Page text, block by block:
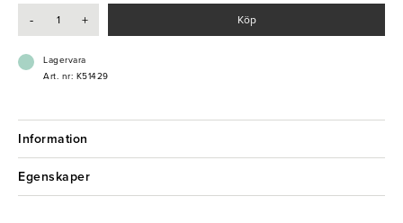
- + Köp
Lagervara
Art. nr: K51429
Information
Egenskaper